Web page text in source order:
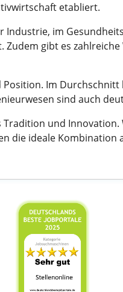
etabliert.
Industrie, im
Zudem gibt es
Im Durchschnitt
sind auch
und
die ideale